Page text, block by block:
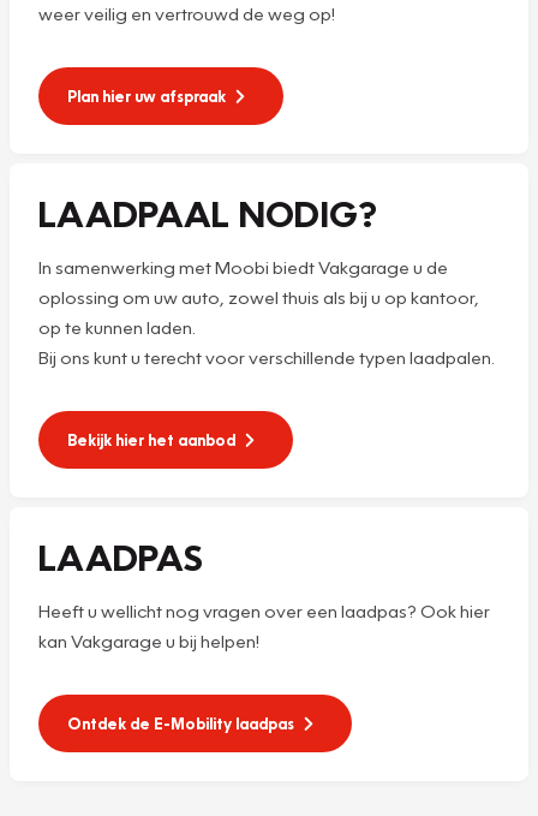
weer veilig en vertrouwd de weg op!
Plan hier uw afspraak
LAADPAAL NODIG?
In samenwerking met Moobi biedt Vakgarage u de
oplossing om uw auto, zowel thuis als bij u op kantoor,
op te kunnen laden.
Bij ons kunt u terecht voor verschillende typen laadpalen.
Bekijk hier het aanbod
LAADPAS
Heeft u wellicht nog vragen over een laadpas? Ook hier
kan Vakgarage u bij helpen!
Ontdek de E-Mobility laadpas